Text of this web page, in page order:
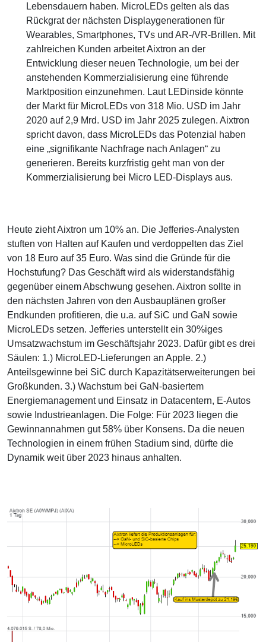
Lebensdauern haben. MicroLEDs gelten als das
Rückgrat der nächsten Displaygenerationen für
Wearables, Smartphones, TVs und AR-/VR-Brillen. Mit
zahlreichen Kunden arbeitet Aixtron an der
Entwicklung dieser neuen Technologie, um bei der
anstehenden Kommerzialisierung eine führende
Marktposition einzunehmen. Laut LEDinside könnte
der Markt für MicroLEDs von 318 Mio. USD im Jahr
2020 auf 2,9 Mrd. USD im Jahr 2025 zulegen. Aixtron
spricht davon, dass MicroLEDs das Potenzial haben
eine „signifikante Nachfrage nach Anlagen“ zu
generieren. Bereits kurzfristig geht man von der
Kommerzialisierung bei Micro LED-Displays aus.
Heute zieht Aixtron um 10% an. Die Jefferies-Analysten
stuften von Halten auf Kaufen und verdoppelten das Ziel
von 18 Euro auf 35 Euro. Was sind die Gründe für die
Hochstufung? Das Geschäft wird als widerstandsfähig
gegenüber einem Abschwung gesehen. Aixtron sollte in
den nächsten Jahren von den Ausbauplänen großer
Endkunden profitieren, die u.a. auf SiC und GaN sowie
MicroLEDs setzen. Jefferies unterstellt ein 30%iges
Umsatzwachstum im Geschäftsjahr 2023. Dafür gibt es drei
Säulen: 1.) MicroLED-Lieferungen an Apple. 2.)
Anteilsgewinne bei SiC durch Kapazitätserweiterungen bei
Großkunden. 3.) Wachstum bei GaN-basiertem
Energiemanagement und Einsatz in Datacentern, E-Autos
sowie Industrieanlagen. Die Folge: Für 2023 liegen die
Gewinnannahmen gut 58% über Konsens. Da die neuen
Technologien in einem frühen Stadium sind, dürfte die
Dynamik weit über 2023 hinaus anhalten.